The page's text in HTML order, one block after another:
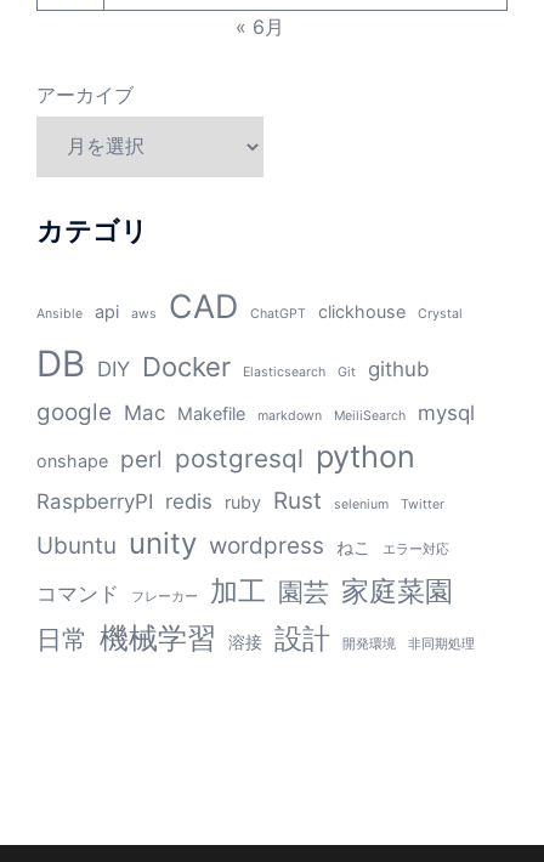
« 6月
アーカイブ
カテゴリ
Ansible api aws CAD ChatGPT clickhouse Crystal
DB DIY Docker Elasticsearch Git github
google Mac Makefile markdown MeiliSearch mysql
onshape perl postgresql python
RaspberryPI redis ruby Rust selenium Twitter
Ubuntu unity wordpress ねこ エラー対応
コマンド フレーカー 加工 園芸 家庭菜園
日常 機械学習 溶接 設計 開発環境 非同期処理